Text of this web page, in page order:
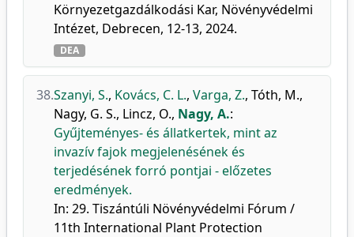
Környezetgazdálkodási Kar, Növényvédelmi
Intézet, Debrecen, 12-13, 2024.
DEA
38.Szanyi, S., Kovács, C. L., Varga, Z., Tóth, M.,
Nagy, G. S., Lincz, O., Nagy, A.:
Gyűjteményes- és állatkertek, mint az
invazív fajok megjelenésének és
terjedésének forró pontjai - előzetes
eredmények.
In: 29. Tiszántúli Növényvédelmi Fórum /
11th International Plant Protection